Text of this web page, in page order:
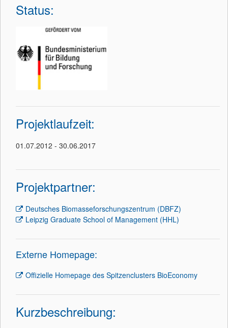
Status:
Projektlaufzeit:
01.07.2012 - 30.06.2017
Projektpartner:
Deutsches Biomasseforschungszentrum (DBFZ)
Leipzig Graduate School of Management (HHL)
Externe Homepage:
Offizielle Homepage des Spitzenclusters BioEconomy
Kurzbeschreibung: